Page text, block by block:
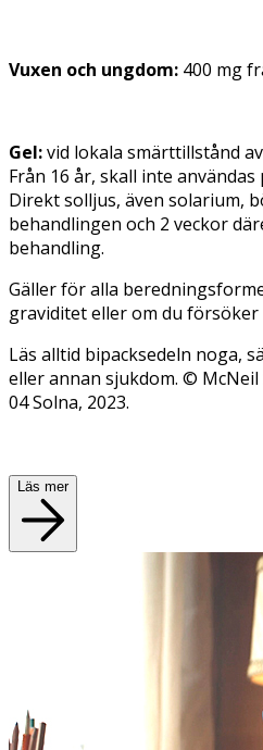
Vuxen och ungdom: 400 mg
Gel:vid lokala smärttillstånd
Från 16 år, skall inte
Direkt solljus, även solarium,
behandlingen och 2 veckor
behandling.
Gäller för alla
graviditet eller om du försöker
Läs alltid bipacksedeln noga,
eller annan sjukdom. © McNeil
04 Solna, 2023.
Läs mer